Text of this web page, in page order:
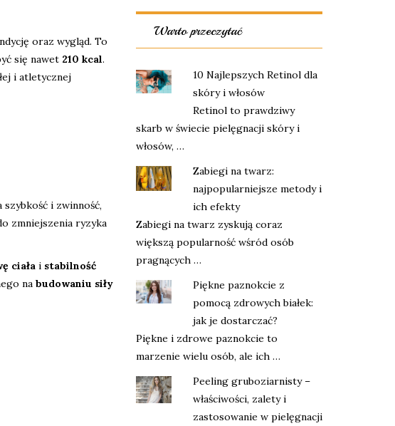
oraz wygląd. To
się nawet 210 kcal.
i atletycznej
i zwinność,
zmniejszenia ryzyka
ciała i stabilność
na budowaniu siły
Warto przeczytać
10 Najlepszych Retinol dla
skóry i włosów
Retinol to prawdziwy
skarb w świecie pielęgnacji skóry i
włosów, …
Zabiegi na twarz:
najpopularniejsze metody i
ich efekty
Zabiegi na twarz zyskują coraz
większą popularność wśród osób
pragnących …
Piękne paznokcie z
pomocą zdrowych białek:
jak je dostarczać?
Piękne i zdrowe paznokcie to
marzenie wielu osób, ale ich …
Peeling gruboziarnisty –
właściwości, zalety i
zastosowanie w pielęgnacji